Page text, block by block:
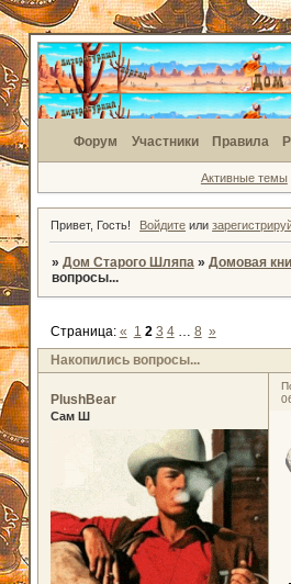
Форум Участники Правила
Активные темы
Привет, Гость! Войдите или
» Дом Старого Шляпа » Домовая
вопросы...
Накопились вопросы...
Страница: « 1 2 3 4 … 8 »
PlushBear
Сам Ш